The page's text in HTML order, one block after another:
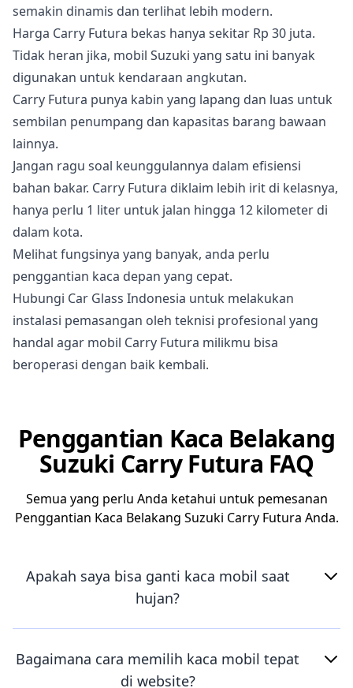
semakin dinamis dan terlihat lebih modern.
Harga Carry Futura bekas hanya sekitar Rp 30 juta.
Tidak heran jika, mobil Suzuki yang satu ini banyak
digunakan untuk kendaraan angkutan.
Carry Futura punya kabin yang lapang dan luas untuk
sembilan penumpang dan kapasitas barang bawaan
lainnya.
Jangan ragu soal keunggulannya dalam efisiensi
bahan bakar. Carry Futura diklaim lebih irit di kelasnya,
hanya perlu 1 liter untuk jalan hingga 12 kilometer di
dalam kota.
Melihat fungsinya yang banyak, anda perlu
penggantian kaca depan yang cepat.
Hubungi Car Glass Indonesia untuk melakukan
instalasi pemasangan oleh teknisi profesional yang
handal agar mobil Carry Futura milikmu bisa
beroperasi dengan baik kembali.
Penggantian Kaca Belakang
Suzuki Carry Futura FAQ
Semua yang perlu Anda ketahui untuk pemesanan
Penggantian Kaca Belakang Suzuki Carry Futura Anda.
Apakah saya bisa ganti kaca mobil saat
hujan?
Bagaimana cara memilih kaca mobil tepat
di website?